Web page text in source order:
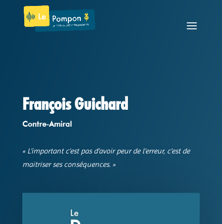
François Guichard
Contre-Amiral
« L’important c’est pas d’avoir peur de l’erreur, c’est de
maitriser ses conséquences. »